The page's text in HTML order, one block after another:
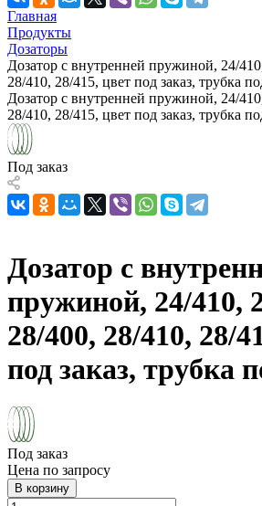
Главная
Продукты
Дозаторы
Дозатор с внутренней пружиной, 24/
28/410, 28/415, цвет под заказ, трубка
Дозатор с внутренней пружиной, 24/
28/410, 28/415, цвет под заказ, трубка
Под заказ
Дозатор с
пружиной, 24/410,
28/400, 28/410, 28/
под заказ, трубка
Под заказ
Цена по запросу
В корзину